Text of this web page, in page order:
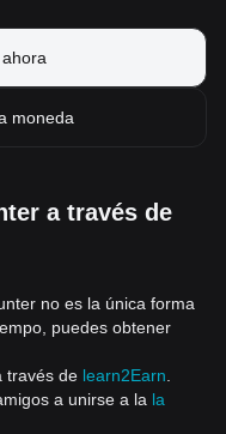
moneda
a través de
no es la única forma
puedes obtener
través de learn2Earn
a unirse a la la